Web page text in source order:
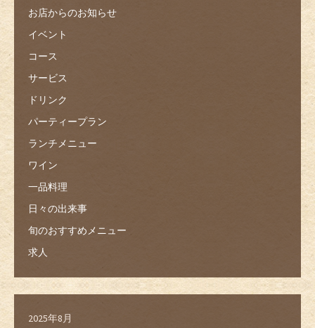
お店からのお知らせ
イベント
コース
サービス
ドリンク
パーティープラン
ランチメニュー
ワイン
一品料理
日々の出来事
旬のおすすめメニュー
求人
2025年8月